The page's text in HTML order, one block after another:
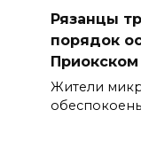
Рязанцы
порядок
Приокском
Жители